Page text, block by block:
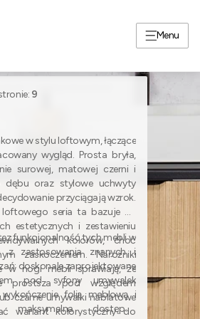
Menu
9
w stylu loftowym, łączące
wygląd. Prosta bryła,
surowej, matowej czerni i
dębu oraz stylowe uchwyty
przyciągają wzrok.
seria ta bazuje na
estetycznych i zestawieniu
kolorów, choć
zaskoczeniem. Narożniki
w nogi mebli sprawiają, że
prostsza pod względem
czarne umywalki nablatowe
wariant kolorystyczny do
funkcjonalność tych mebli w
z zastosowania znanych i
doskonale zaprojektowane
pod syfony umywalek
folią meblową i
maksymalna dostępna